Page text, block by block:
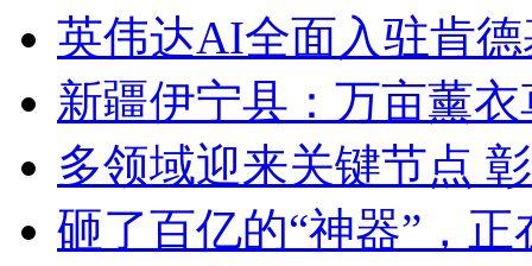
英伟达AI全面入驻肯
新疆伊宁县：万亩薰
多领域迎来关键节点
砸了百亿的“神器”，